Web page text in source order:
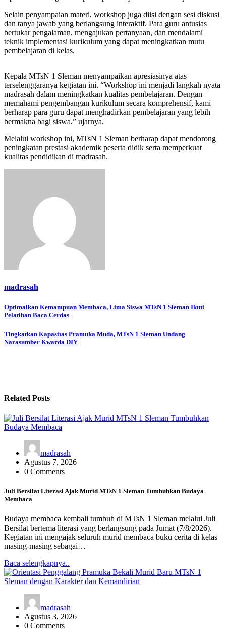
Selain penyampaian materi, workshop juga diisi dengan sesi diskusi
dan tanya jawab yang berlangsung interaktif. Para guru antusias
bertukar pengalaman, mengajukan pertanyaan, dan mendalami
teknik implementasi kurikulum yang dapat meningkatkan mutu
pembelajaran di kelas.
Kepala MTsN 1 Sleman menyampaikan apresiasinya atas
terselenggaranya kegiatan ini. “Workshop ini menjadi langkah nyata
madrasah dalam meningkatkan kualitas pembelajaran. Dengan
memahami pengembangan kurikulum secara komprehensif, kami
berharap para guru dapat menghadirkan pembelajaran yang lebih
bermakna bagi siswa,” ujarnya.
Melalui workshop ini, MTsN 1 Sleman berharap dapat mendorong
peningkatan prestasi akademik peserta didik serta memperkuat
kualitas pendidikan di madrasah.
madrasah
Navigasi
Optimalkan Kemampuan Membaca, Lima Siswa MTsN 1 Sleman Ikuti
Pelatihan Baca Cerdas
Tingkatkan Kapasitas Pramuka Muda, MTsN 1 Sleman Undang
Narasumber Kwarda DIY
Related Posts
madrasah
Agustus 7, 2026
0 Comments
Juli Bersilat Literasi Ajak Murid MTsN 1 Sleman Tumbuhkan Budaya
Membaca
Budaya membaca kembali tumbuh di MTsN 1 Sleman melalui Juli
Bersilat bertema literasi yang berlangsung pada Jumat (7/8/2026).
Kegiatan ini mengajak seluruh murid membaca buku cerita di kelas
masing-masing sebagai…
Baca selengkapnya..
madrasah
Agustus 3, 2026
0 Comments